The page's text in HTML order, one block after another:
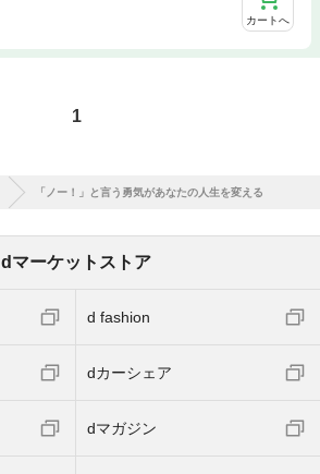
カートへ
1
「ノー！」と言う勇気があなたの人生を変える
dマーケットストア
d fashion
dカーシェア
dマガジン